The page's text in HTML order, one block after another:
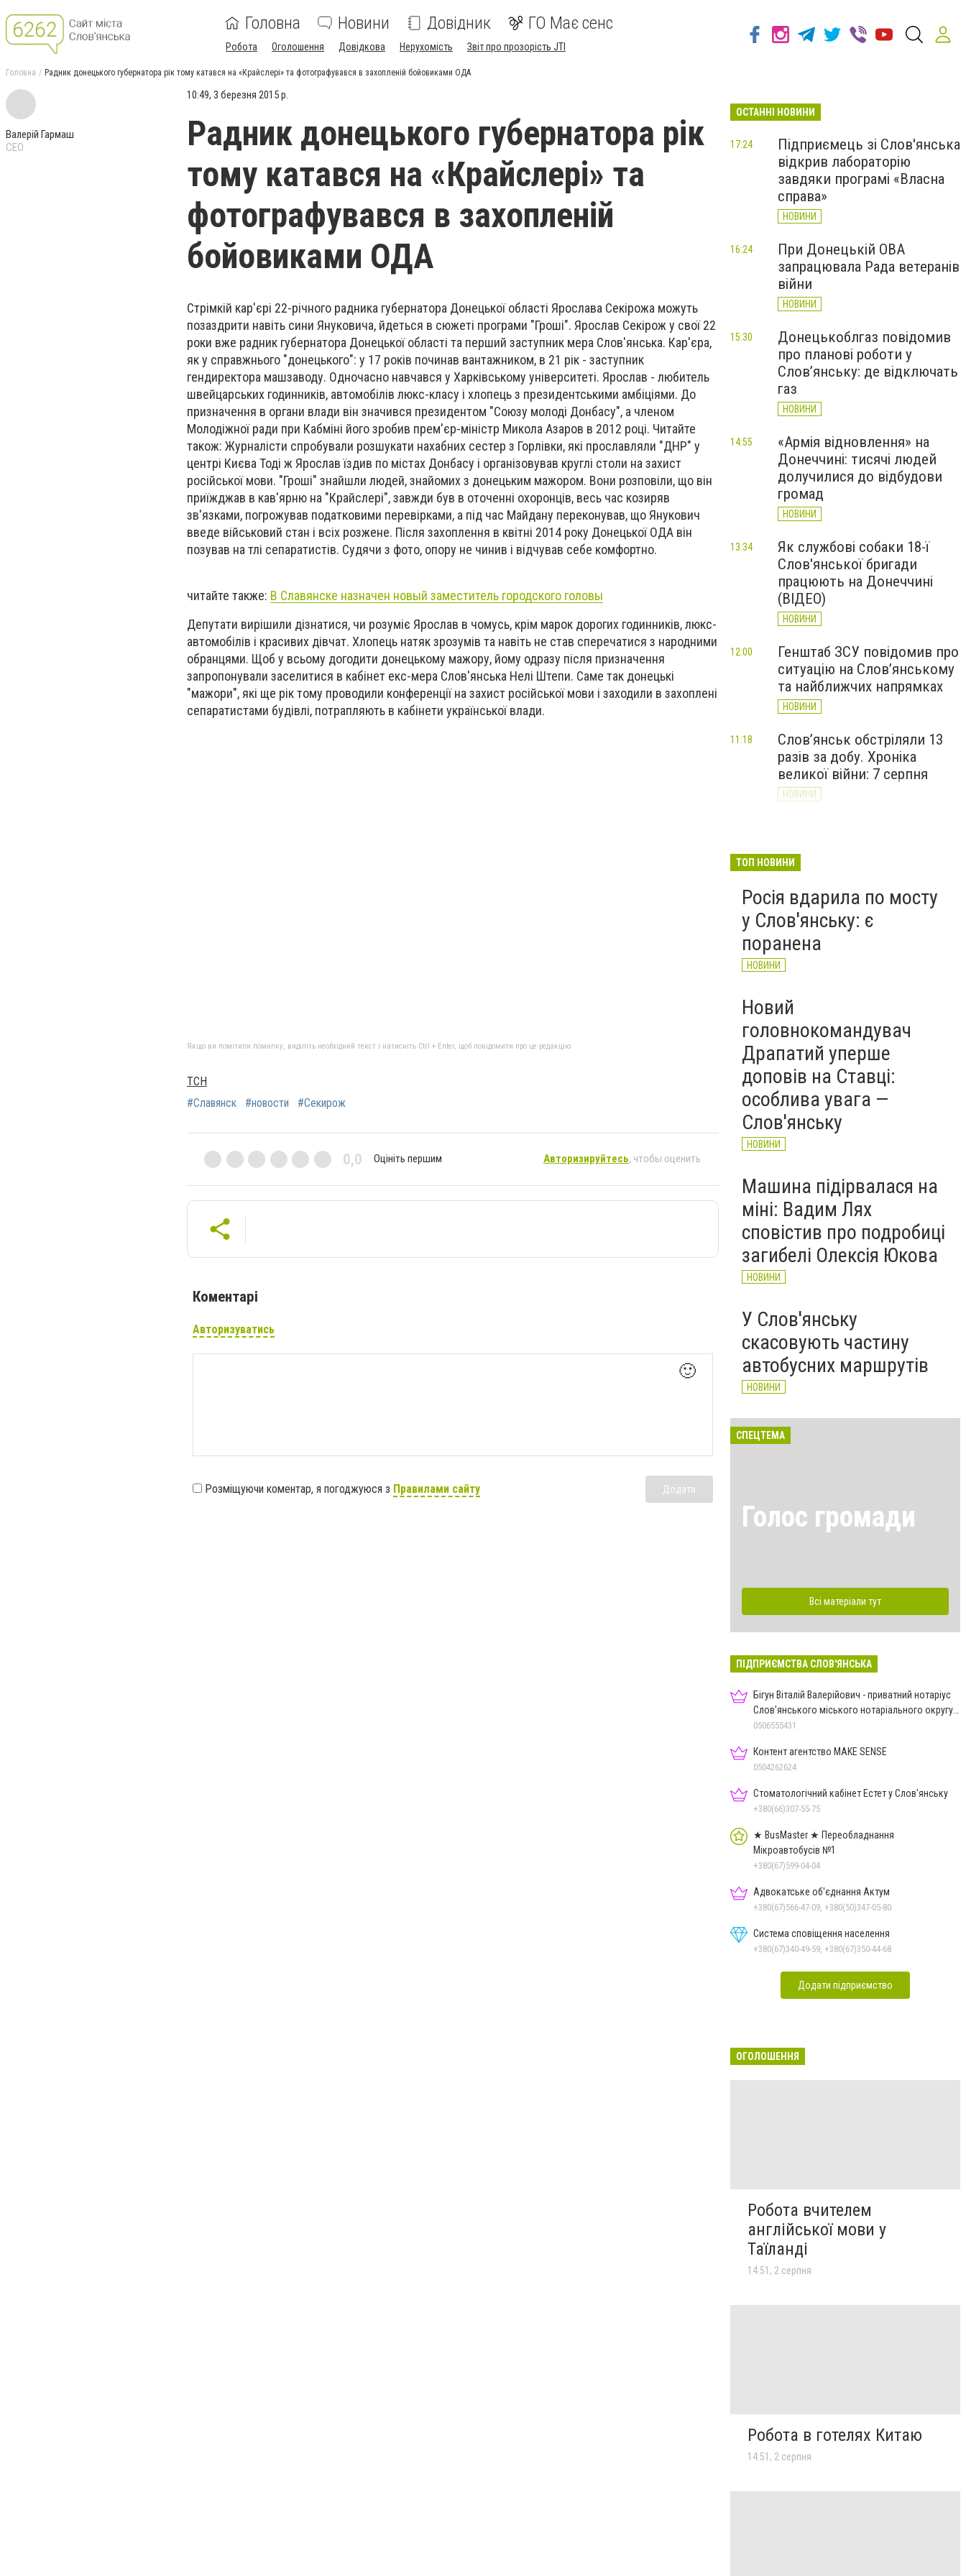
Головна Новини Довідник ГО Має сенс
Робота Оголошення Довідкова Нерухомість Звіт про прозорість JTI
Головна Радник донецького губернатора рік тому катався на «Крайслері» та фотографувався в захопленій бойовиками ОДА
Валерій Гармаш
CEO
10:49, 3 березня 2015 р.
Радник донецького губернатора рік
тому катався на «Крайслері» та
фотографувався в захопленій
бойовиками ОДА
Стрімкій кар'єрі 22-річного радника губернатора Донецької області Ярослава Секірожа можуть
позаздрити навіть сини Януковича, йдеться в сюжеті програми "Гроші". Ярослав Секірож у свої 22
роки вже радник губернатора Донецької області та перший заступник мера Слов'янська. Кар'єра,
як у справжнього "донецького": у 17 років починав вантажником, в 21 рік - заступник
гендиректора машзаводу. Одночасно навчався у Харківському університеті. Ярослав - любитель
швейцарських годинників, автомобілів люкс-класу і хлопець з президентськими амбіціями. До
призначення в органи влади він значився президентом "Союзу молоді Донбасу", а членом
Молодіжної ради при Кабміні його зробив прем'єр-міністр Микола Азаров в 2012 році. Читайте
також: Журналісти спробували розшукати нахабних сестер з Горлівки, які прославляли "ДНР" у
центрі Києва Тоді ж Ярослав їздив по містах Донбасу і організовував круглі столи на захист
російської мови. "Гроші" знайшли людей, знайомих з донецьким мажором. Вони розповіли, що він
приїжджав в кав'ярню на "Крайслері", завжди був в оточенні охоронців, весь час козиряв
зв'язками, погрожував податковими перевірками, а під час Майдану переконував, що Янукович
введе військовий стан і всіх розжене. Після захоплення в квітні 2014 року Донецької ОДА він
позував на тлі сепаратистів. Судячи з фото, опору не чинив і відчував себе комфортно.
читайте также: В Славянске назначен новый заместитель городского головы
Депутати вирішили дізнатися, чи розуміє Ярослав в чомусь, крім марок дорогих годинників, люкс-
автомобілів і красивих дівчат. Хлопець натяк зрозумів та навіть не став сперечатися з народними
обранцями. Щоб у всьому догодити донецькому мажору, йому одразу після призначення
запропонували заселитися в кабінет екс-мера Слов'янська Нелі Штепи. Саме так донецькі
"мажори", які ще рік тому проводили конференції на захист російської мови і заходили в захоплені
сепаратистами будівлі, потрапляють в кабінети української влади.
Якщо ви помітили помилку, виділіть необхідний текст і натисніть Ctrl + Enter, щоб повідомити про це редакцію
ТСН
#Славянск
#новости #Секирож
0,0 Оцініть першим Авторизируйтесь, чтобы оценить
Коментарі
Авторизуватись
🙂
Розміщуючи коментар, я погоджуюся з Правилами сайту Додати
ОСТАННІ НОВИНИ
Підприємець зі Слов'янська
відкрив лабораторію
завдяки програмі «Власна
справа»
НОВИНИ
17:24
При Донецькій ОВА
запрацювала Рада ветеранів
війни
НОВИНИ
16:24
Донецькоблгаз повідомив
про планові роботи у
Слов’янську: де відключать
газ
НОВИНИ
15:30
«Армія відновлення» на
Донеччині: тисячі людей
долучилися до відбудови
громад
НОВИНИ
14:55
Як службові собаки 18-ї
Слов'янської бригади
працюють на Донеччині
(ВІДЕО)
НОВИНИ
13:34
Генштаб ЗСУ повідомив про
ситуацію на Слов’янському
та найближчих напрямках
НОВИНИ
12:00
Слов’янськ обстріляли 13
разів за добу. Хроніка
великої війни: 7 серпня
НОВИНИ
11:18
атак дронів - Лях
ТОП НОВИНИ
Росія вдарила по мосту
у Слов'янську: є
поранена
НОВИНИ
Новий
головнокомандувач
Драпатий уперше
доповів на Ставці:
особлива увага —
Слов'янську
НОВИНИ
Машина підірвалася на
міні: Вадим Лях
сповістив про подробиці
загибелі Олексія Юкова
НОВИНИ
У Слов'янську
скасовують частину
автобусних маршрутів
НОВИНИ
СПЕЦТЕМА
Голос громади
Всі матеріали тут
ПІДПРИЄМСТВА СЛОВ'ЯНСЬКА
Бігун Віталій Валерійович - приватний нотаріус
Слов'янського міського нотаріального округу
Дон.обл.
0506555431
Контент агентство MAKE SENSE
0504262624
Стоматологічний кабінет Естет у Слов'янську
+380(66)307-55-75
★ BusMaster ★ Переобладнання
Мікроавтобусів №1
+380(67)599-04-04
Адвокатське об'єднання Актум
+380(67)566-47-09, +380(50)347-05-80
Система сповіщення населення
+380(67)340-49-59, +380(67)350-44-68
Додати підприємство
ОГОЛОШЕННЯ
Робота вчителем
англійської мови у
Таїланді
14:51, 2 серпня
Робота в готелях Китаю
14:51, 2 серпня